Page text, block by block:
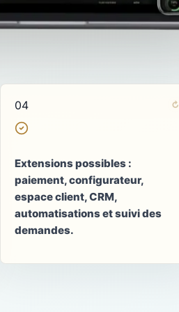
↻
04
Extensions possibles :
paiement, configurateur,
espace client, CRM,
automatisations et suivi des
demandes.
↶
votre activité
Paiement, réservation, espace
client, CRM ou automatisations
dès le départ pour évoluer.